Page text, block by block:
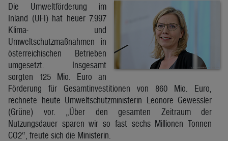
Die Umweltförderung im
Inland (UFI) hat heuer 7.997
Klima- und
Umweltschutzmaßnahmen in
österreichischen Betrieben
umgesetzt. Insgesamt
sorgten 125 Mio. Euro an
Förderung für Gesamtinvestitionen von 860 Mio. Euro,
rechnete heute Umweltschutzministerin Leonore Gewessler
(Grüne) vor. „Über den gesamten Zeitraum der
Nutzungsdauer sparen wir so fast sechs Millionen Tonnen
CO2“, freute sich die Ministerin.